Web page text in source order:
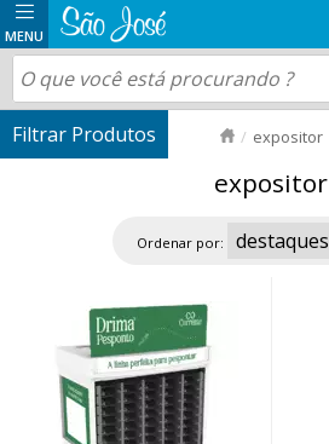
expositor
expositor
Ordenar por: